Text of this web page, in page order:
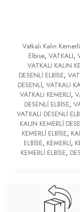
Vatkalı Kalın
Elbise, VATKALI,
VATKALI KALIN
DESENLİ ELBİSE,
DESENLİ, VATKALI
VATKALI KEMERLİ,
DESENLİ ELBİSE,
VATKALI DESENLİ
KALIN KEMERLİ
KEMERLİ ELBİSE,
ELBİSE, KEMERLİ,
KEMERLİ ELBİSE,